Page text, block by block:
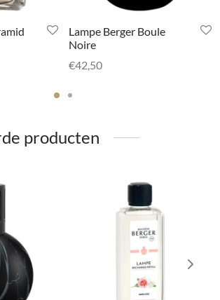
Lampe Berger Boule
Noire
€42,50
producten